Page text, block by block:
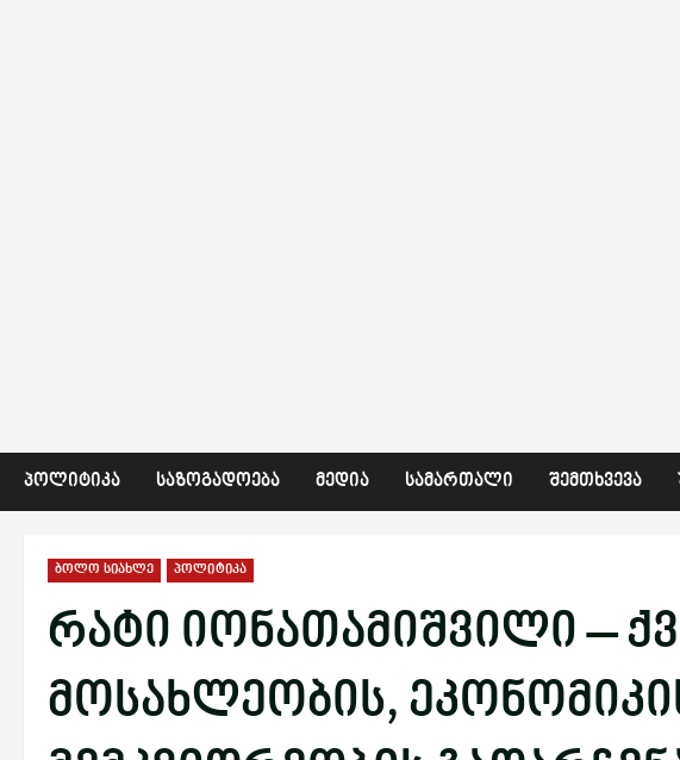
ᲞᲝᲚᲘᲢᲘᲙᲐ ᲡᲐᲖᲝᲒᲐᲓᲝᲔᲑᲐ ᲛᲔᲓᲘᲐ ᲡᲐᲛᲐᲠᲗᲐᲚᲘ ᲨᲔᲛᲗᲮᲕᲔᲕᲐ
ბოლო სიახლე პოლიტიკა
რატი იონათამიშვილი –
მოსახლეობის,